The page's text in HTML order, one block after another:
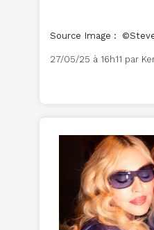
Source
27/05/25 à 16h11 par